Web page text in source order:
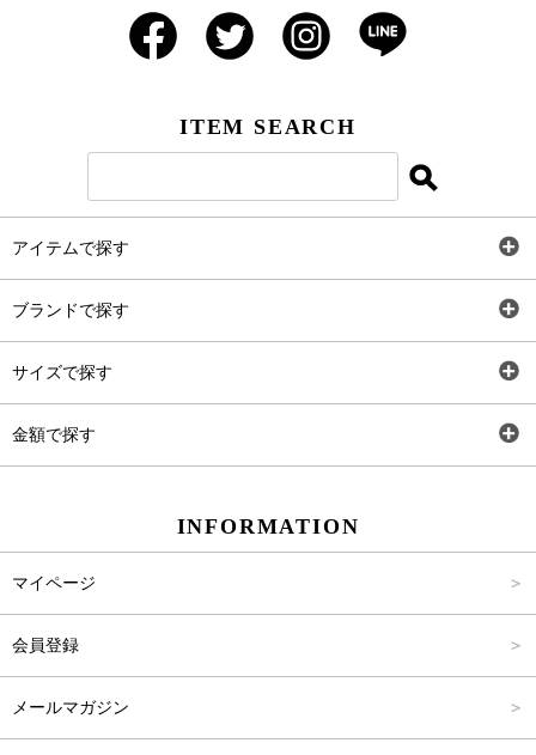
ITEM SEARCH
アイテムで探す
ブランドで探す
サイズで探す
金額で探す
INFORMATION
マイページ
会員登録
メールマガジン